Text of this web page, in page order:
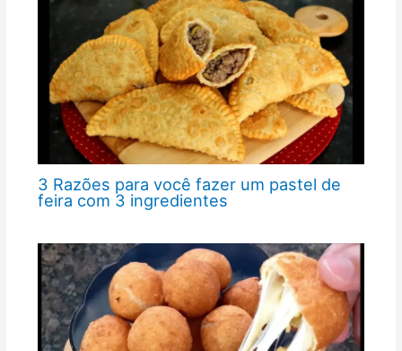
3 Razões para você fazer um pastel de
feira com 3 ingredientes